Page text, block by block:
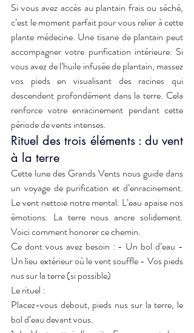
Si vous avez accès au plantain frais ou séché,
c’est le moment parfait pour vous relier à cette
plante médecine. Une tisane de plantain peut
accompagner votre purification intérieure. Si
vous avez de l’huile infusée de plantain, massez
vos pieds en visualisant des racines qui
descendent profondément dans la terre. Cela
renforce votre enracinement pendant cette
période de vents intenses.
Rituel des trois éléments : du vent
à la terre
Cette lune des Grands Vents nous guide dans
un voyage de purification et d’enracinement.
Le vent nettoie notre mental. L’eau apaise nos
émotions. La terre nous ancre solidement.
Voici comment honorer ce chemin.
Ce dont vous avez besoin : - Un bol d’eau -
Un lieu extérieur où le vent souffle - Vos pieds
nus sur la terre (si possible)
Le rituel :
Placez-vous debout, pieds nus sur la terre, le
bol d’eau devant vous.